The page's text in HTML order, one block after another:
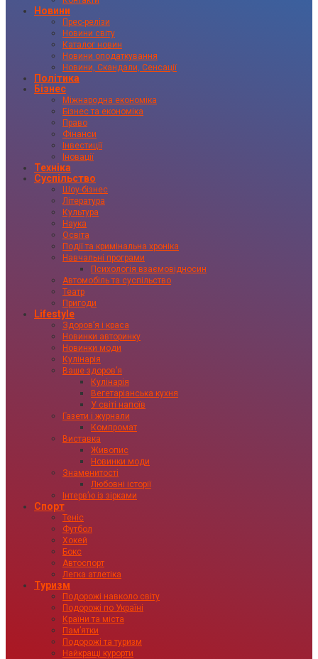
Новини
Прес-релізи
Новини світу
Каталог новин
Новини оподаткування
Новини, Скандали, Сенсації
Політика
Бізнес
Міжнародна економіка
Бізнес та економіка
Право
Фінанси
Інвестиції
Іновації
Техніка
Суспільство
Шоу-бізнес
Література
Культура
Наука
Освіта
Події та кримінальна хроніка
Навчальні програми
Психологія взаємовідносин
Автомобіль та суспільство
Театр
Пригоди
Lifestyle
Здоровʼя і краса
Новинки авторинку
Новинки моди
Кулінарія
Ваше здоровʼя
Кулінарія
Вегетаріанська кухня
У світі напоїв
Газети і журнали
Компромат
Виставка
Живопис
Новинки моди
Знаменитості
Любовні історії
Інтервʼю із зірками
Спорт
Теніс
Футбол
Хокей
Бокс
Автоспорт
Легка атлетіка
Туризм
Подорожі навколо світу
Подорожі по Україні
Країни та міста
Пам’ятки
Подорожі та туризм
Найкращі курорти